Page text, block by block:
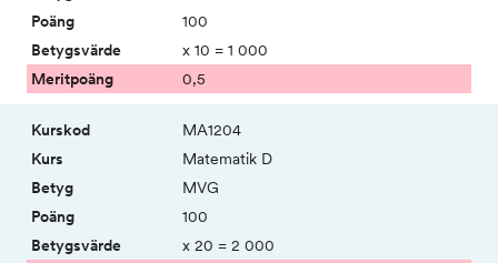
100
x 10 = 1 000
0,5
MA1204
Matematik D
MVG
100
x 20 = 2 000